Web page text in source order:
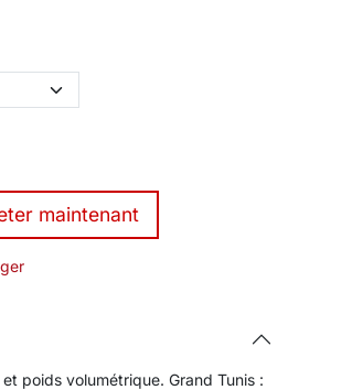
maintenant
poids volumétrique. Grand Tunis :